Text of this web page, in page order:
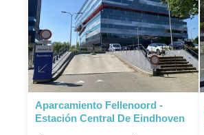
Aparcamiento Fellenoord -
Estación Central De Eindhoven